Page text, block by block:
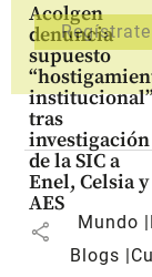
Acolgen
denuncia
supuesto
tras
investigación
de la SIC a
Enel, Celsia y
AES
share Mundo
Blogs